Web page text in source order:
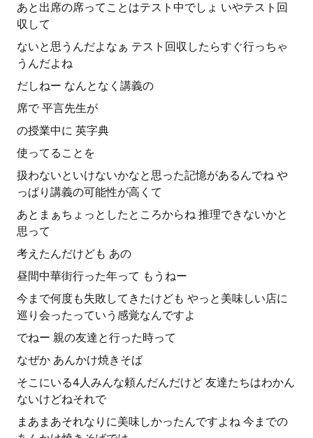
あと出席の席ってことはテスト中でしょ いやテスト回
収して
ないと思うんだよなぁ テスト回収したらすぐ行っちゃ
うんだよね
だしねー なんとなく講義の
席で 平言先生が
の授業中に 英字典
使ってることを
扱わないといけないかなと思った記憶があるんでね や
っぱり講義の可能性が高くて
あとまぁちょっとしたところからね 推理できないかと
思って
考えたんだけども あの
昼間中華街行った年って もうねー
今まで何度も失敗してきたけども やっと美味しい店に
巡り会ったっていう感覚なんですよ
でねー 親の友達と行った時って
なぜか あんかけ焼きそば
そこにいる4人みんな頼んだんだけど 友達たちはわかん
ないけどねそれで
まあまあそれなりに美味しかったんですよね 今までの